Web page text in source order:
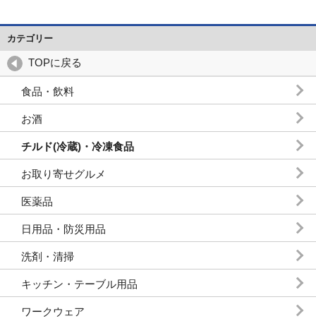
カテゴリー
TOPに戻る
食品・飲料
お酒
チルド(冷蔵)・冷凍食品
お取り寄せグルメ
医薬品
日用品・防災用品
洗剤・清掃
キッチン・テーブル用品
ワークウェア